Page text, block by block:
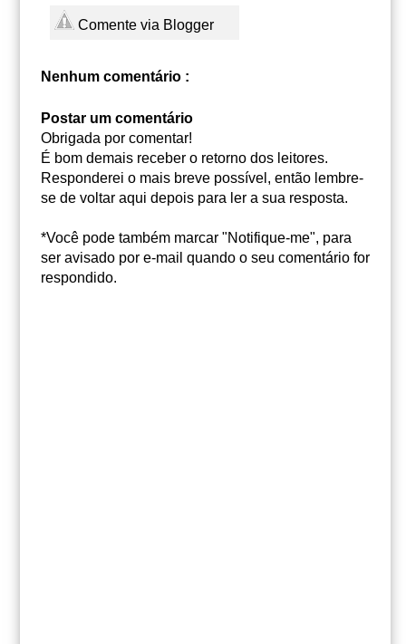
Comente via Blogger
Nenhum comentário :
Postar um comentário
Obrigada por comentar!
É bom demais receber o retorno dos leitores.
Responderei o mais breve possível, então lembre-
se de voltar aqui depois para ler a sua resposta.
*Você pode também marcar "Notifique-me", para
ser avisado por e-mail quando o seu comentário for
respondido.